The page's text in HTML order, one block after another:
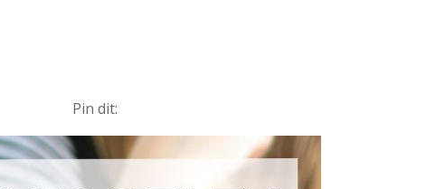
Pin dit: